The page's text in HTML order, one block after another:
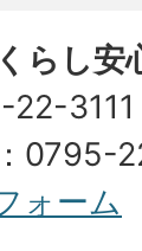
らし安
3111
0795-
ォーム